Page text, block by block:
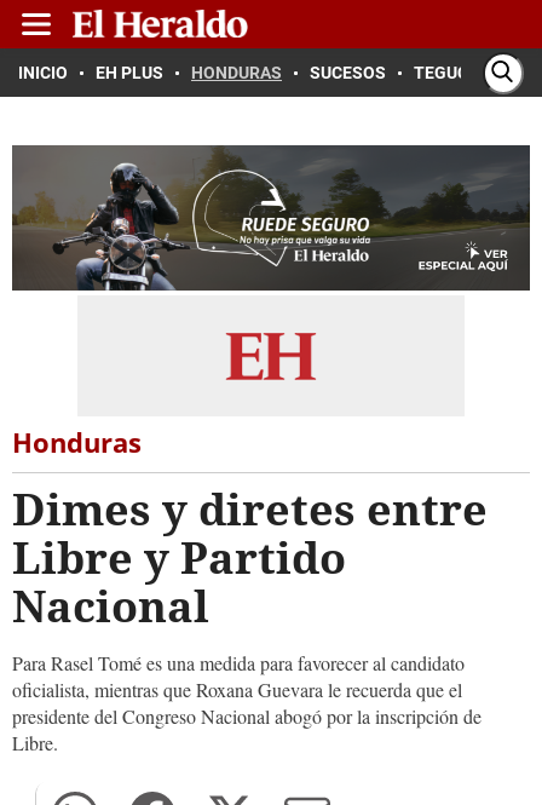
INICIO EH PLUS HONDURAS SUCESOS TEGUCIGALPA
Honduras
Dimes y diretes entre
Libre y Partido
Nacional
Para Rasel Tomé es una medida para favorecer al candidato
oficialista, mientras que Roxana Guevara le recuerda que el
presidente del Congreso Nacional abogó por la inscripción de
Libre.